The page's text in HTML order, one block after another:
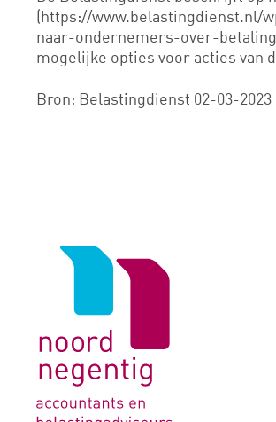
(https://www.belastingdienst.nl/
naar-ondernemers-over-
mogelijke opties voor acties van
Bron: Belastingdienst 02-03-2023
Logo